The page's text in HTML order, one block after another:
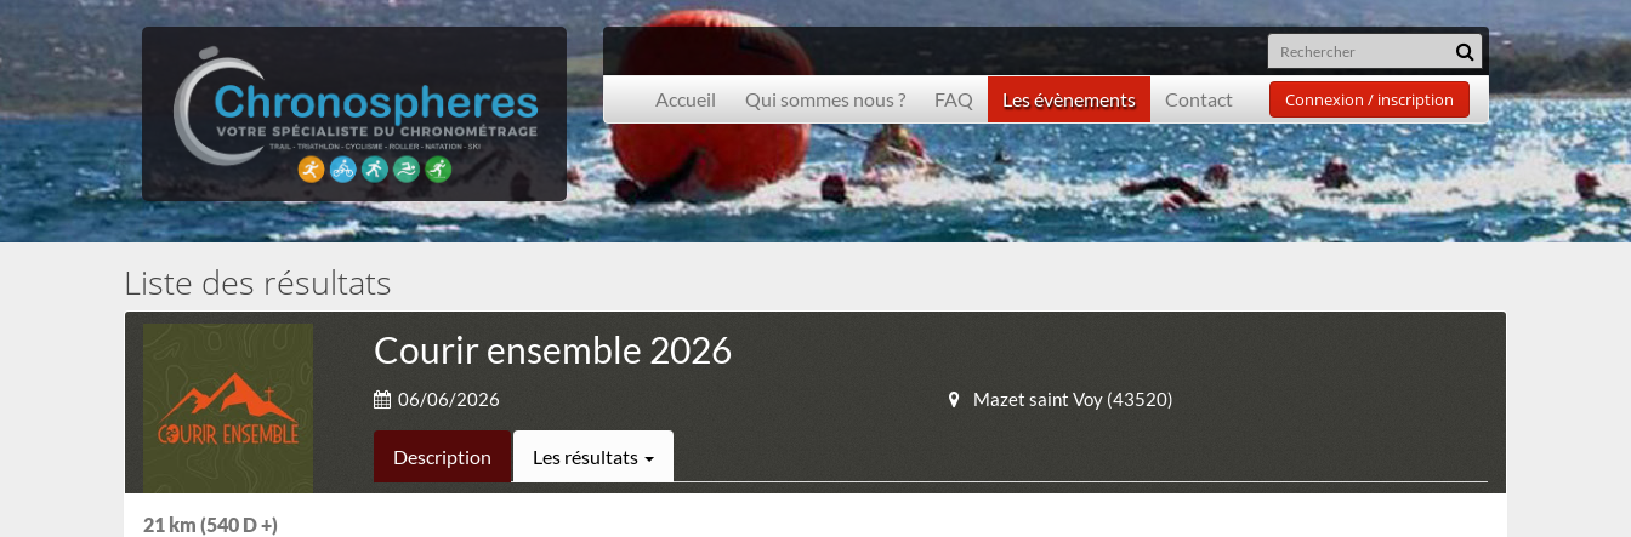
Accueil Qui sommes nous ? FAQ Les évènements Contact Connexion / inscription
Liste des résultats
Courir ensemble 2026
06/06/2026 Mazet saint Voy (43520)
Description Les résultats
21 km (540 D +)